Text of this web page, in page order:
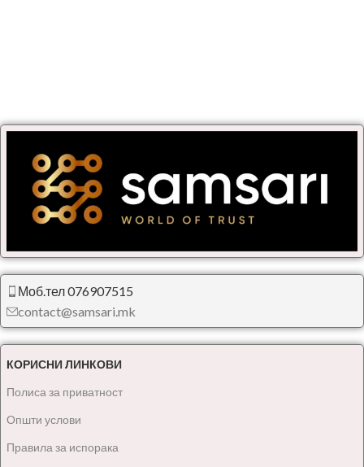
Моб.тел 076907515
contact@samsari.mk
КОРИСНИ ЛИНКОВИ
Полиса за приватност
Општи услови
Правила за испорака